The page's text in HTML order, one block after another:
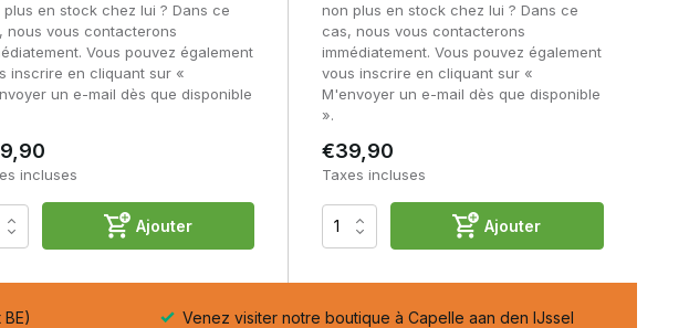
réglables et des
votre équipement.
plus en stock chez lui ? Dans ce
nous vous contacterons
Vous pouvez également
inscrire en cliquant sur «
un e-mail dès que disponible
incluses
Ajouter
non plus en stock chez lui ? Dans ce
cas, nous vous contacterons
immédiatement. Vous pouvez également
vous inscrire en cliquant sur «
M'envoyer un e-mail dès que disponible
».
€39,90
Taxes incluses
Ajouter
Venez visiter notre boutique à Capelle aan den IJssel